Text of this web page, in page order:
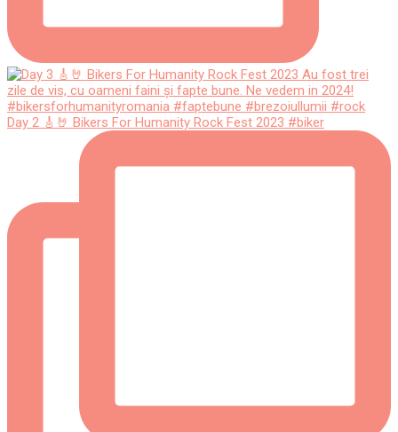
Day 2 🎸🤘 Bikers For Humanity Rock Fest 2023 #biker